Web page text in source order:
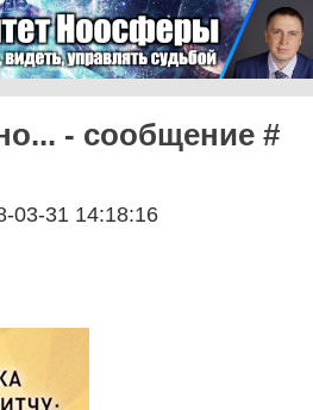
Ноосферы
- сообщение #
03-31 14:18:16